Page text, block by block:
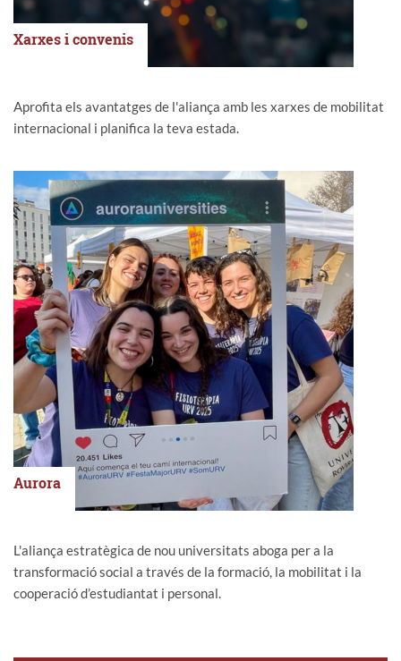
Xarxes i convenis
Aprofita els avantatges de l'aliança amb les xarxes de mobilitat
internacional i planifica la teva estada.
Aurora
L'aliança estratègica de nou universitats aboga per a la
transformació social a través de la formació, la mobilitat i la
cooperació d’estudiantat i personal.